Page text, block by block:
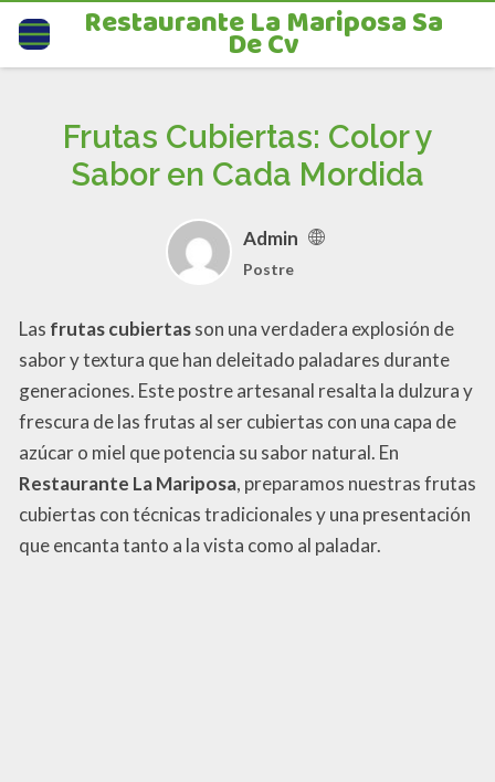
Restaurante La Mariposa Sa
De Cv
Frutas Cubiertas: Color y
Sabor en Cada Mordida
Admin
Postre
Las frutas cubiertasson una verdadera explosión de
sabor y textura que han deleitado paladares durante
generaciones. Este postre artesanal resalta la dulzura y
frescura de las frutas al ser cubiertas con una capa de
azúcar o miel que potencia su sabor natural. En
Restaurante La Mariposa, preparamos nuestras frutas
cubiertas con técnicas tradicionales y una presentación
que encanta tanto a la vista como al paladar.